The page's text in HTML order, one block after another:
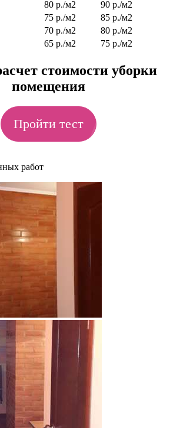
80 р./м2
90 р./м2
75 р./м2
85 р./м2
70 р./м2
80 р./м2
65 р./м2 75 р./м2
стоимости уборки
помещения
Пройти тест
работ